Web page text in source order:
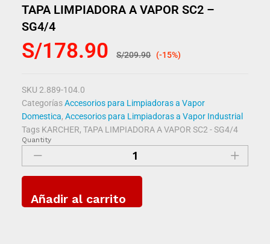
TAPA LIMPIADORA A VAPOR SC2 –
SG4/4
S/178.90 S/209.90 (-15%)
SKU2.889-104.0
Categorías Accesorios para Limpiadoras a Vapor
Domestica,Accesorios para Limpiadoras a Vapor Industrial
Tags KARCHER,TAPA LIMPIADORA A VAPOR SC2 - SG4/4
Quantity
Añadir al carrito